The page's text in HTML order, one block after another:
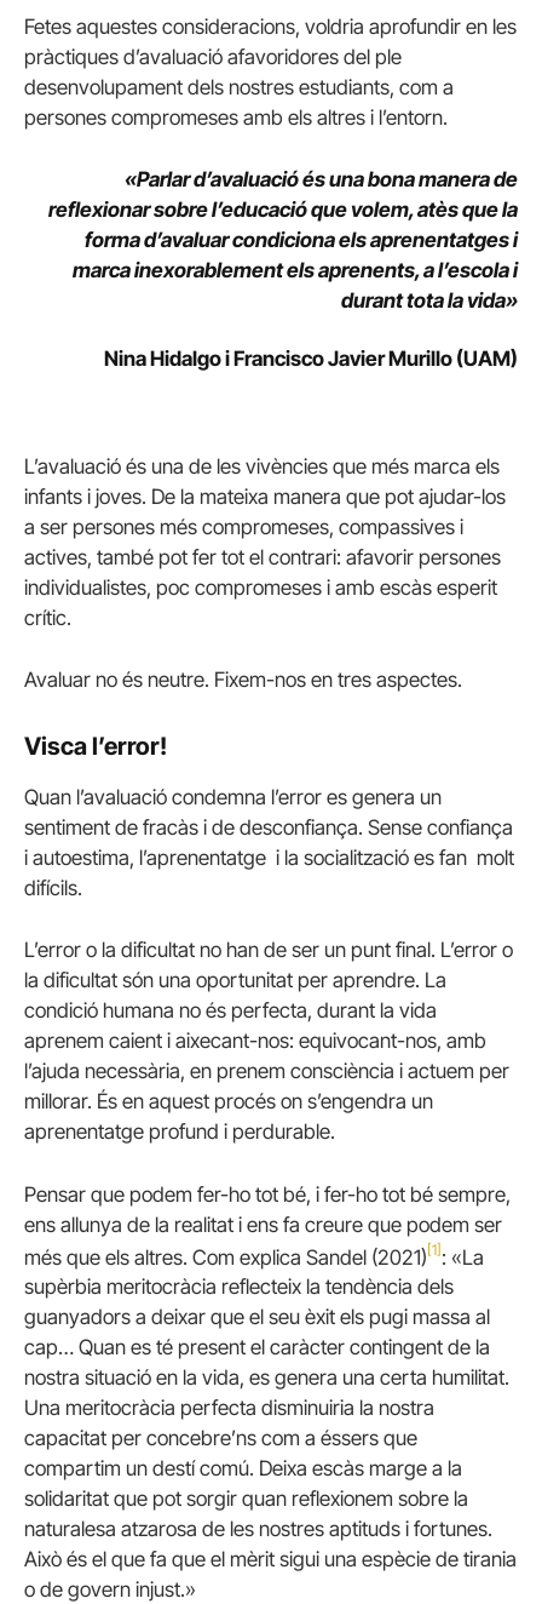
Fetes aquestes consideracions, voldria aprofundir en les
pràctiques d’avaluació afavoridores del ple
desenvolupament dels nostres estudiants, com a
persones compromeses amb els altres i l’entorn.
«Parlar d’avaluació és una bona manera de
reflexionar sobre l’educació que volem, atès que la
forma d’avaluar condiciona els aprenentatges i
marca inexorablement els aprenents, a l’escola i
durant tota la vida»
Nina Hidalgo i Francisco Javier Murillo (UAM)
L’avaluació és una de les vivències que més marca els
infants i joves. De la mateixa manera que pot ajudar-los
a ser persones més compromeses, compassives i
actives, també pot fer tot el contrari: afavorir persones
individualistes, poc compromeses i amb escàs esperit
crític.
Avaluar no és neutre. Fixem-nos en tres aspectes.
Visca l’error!
Quan l’avaluació condemna l’error es genera un
sentiment de fracàs i de desconfiança. Sense confiança
i autoestima, l’aprenentatge i la socialització es fan molt
difícils.
L’error o la dificultat no han de ser un punt final. L’error o
la dificultat són una oportunitat per aprendre. La
condició humana no és perfecta, durant la vida
aprenem caient i aixecant-nos: equivocant-nos, amb
l’ajuda necessària, en prenem consciència i actuem per
millorar. És en aquest procés on s’engendra un
aprenentatge profund i perdurable.
Pensar que podem fer-ho tot bé, i fer-ho tot bé sempre,
ens allunya de la realitat i ens fa creure que podem ser
més que els altres. Com explica Sandel (2021) [1] : «La
supèrbia meritocràcia reflecteix la tendència dels
guanyadors a deixar que el seu èxit els pugi massa al
cap… Quan es té present el caràcter contingent de la
nostra situació en la vida, es genera una certa humilitat.
Una meritocràcia perfecta disminuiria la nostra
capacitat per concebre’ns com a éssers que
compartim un destí comú. Deixa escàs marge a la
solidaritat que pot sorgir quan reflexionem sobre la
naturalesa atzarosa de les nostres aptituds i fortunes.
Això és el que fa que el mèrit sigui una espècie de tirania
o de govern injust.»